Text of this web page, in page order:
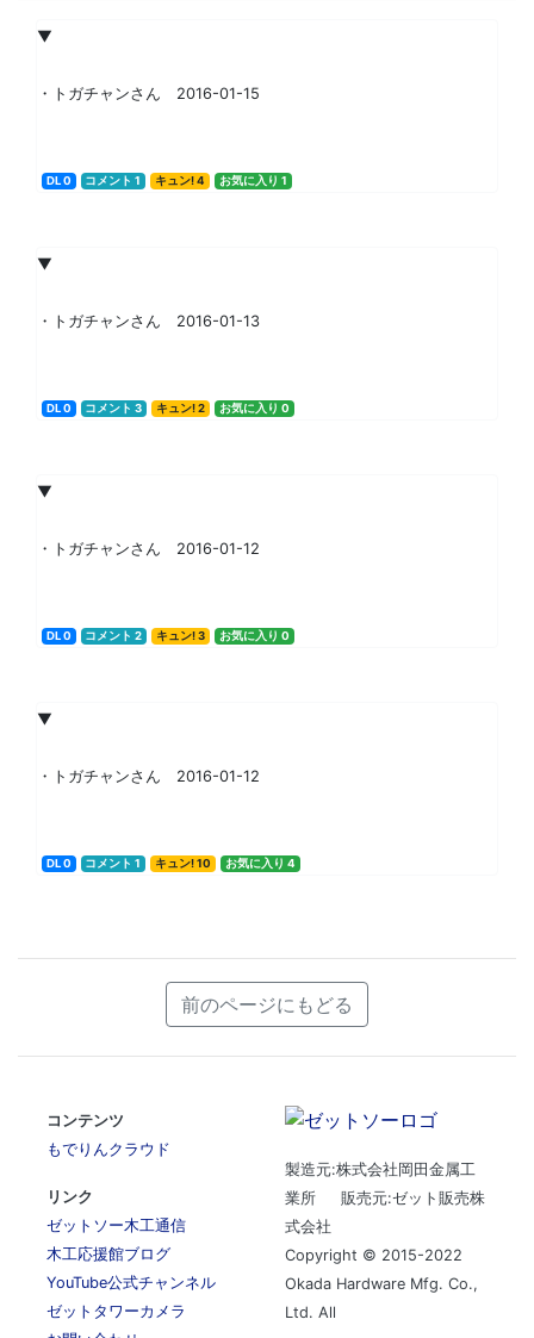
▼
・トガチャンさん 2016-01-15
DL 0 コメント 1 キュン! 4 お気に入り 1
▼
・トガチャンさん 2016-01-13
DL 0 コメント 3 キュン! 2 お気に入り 0
▼
・トガチャンさん 2016-01-12
DL 0 コメント 2 キュン! 3 お気に入り 0
▼
・トガチャンさん 2016-01-12
DL 0 コメント 1 キュン! 10 お気に入り 4
前のページにもどる
コンテンツ
もでりんクラウド
リンク
ゼットソー木工通信
木工応援館ブログ
YouTube公式チャンネル
ゼットタワーカメラ
製造元:株式会社岡田金属工
業所 販売元:ゼット販売株
式会社
Copyright © 2015-2022
Okada Hardware Mfg. Co.,
Ltd. All